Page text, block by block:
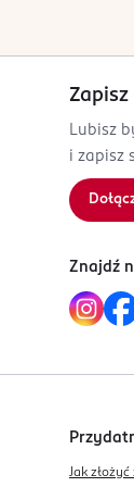
5
Lubisz
i zapisz
Znajdź
Jak